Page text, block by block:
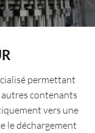
Français
permettant
contenants
vers une
le déchargement